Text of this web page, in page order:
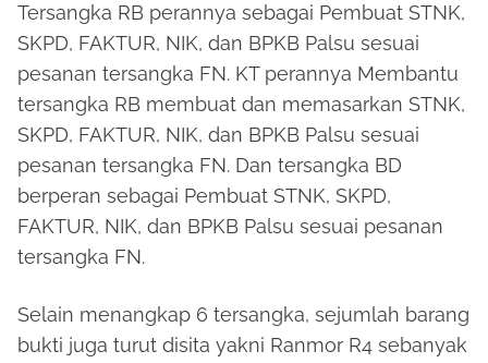
Tersangka RB perannya sebagai Pembuat STNK,
SKPD, FAKTUR, NIK, dan BPKB Palsu sesuai
pesanan tersangka FN. KT perannya Membantu
tersangka RB membuat dan memasarkan STNK,
SKPD, FAKTUR, NIK, dan BPKB Palsu sesuai
pesanan tersangka FN. Dan tersangka BD
berperan sebagai Pembuat STNK, SKPD,
FAKTUR, NIK, dan BPKB Palsu sesuai pesanan
tersangka FN.
Selain menangkap 6 tersangka, sejumlah barang
bukti juga turut disita yakni Ranmor R4 sebanyak